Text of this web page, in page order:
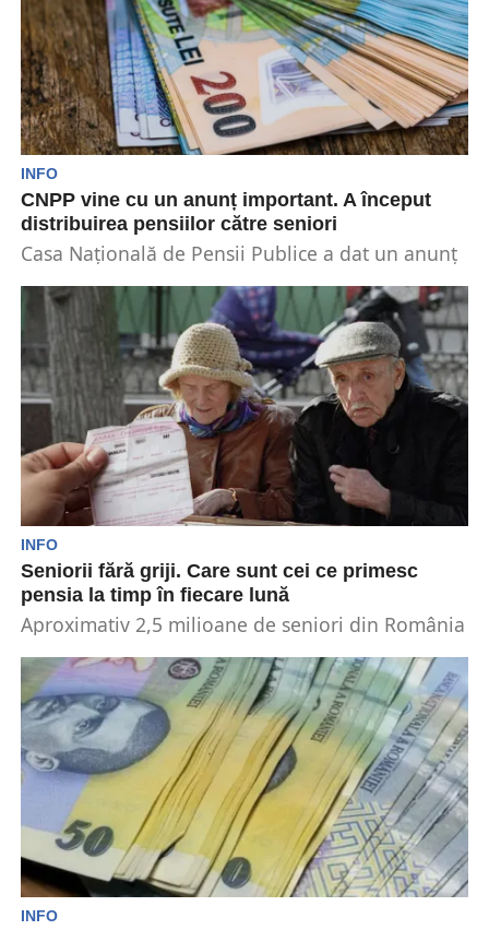
INFO
CNPP vine cu un anunț important. A început
distribuirea pensiilor către seniori
Casa Națională de Pensii Publice a dat un anunț
plata...
INFO
Seniorii fără griji. Care sunt cei ce primesc
pensia la timp în fiecare lună
Aproximativ 2,5 milioane de seniori din România
INFO